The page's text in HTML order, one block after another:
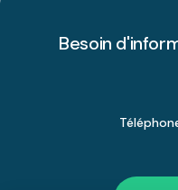
Besoin